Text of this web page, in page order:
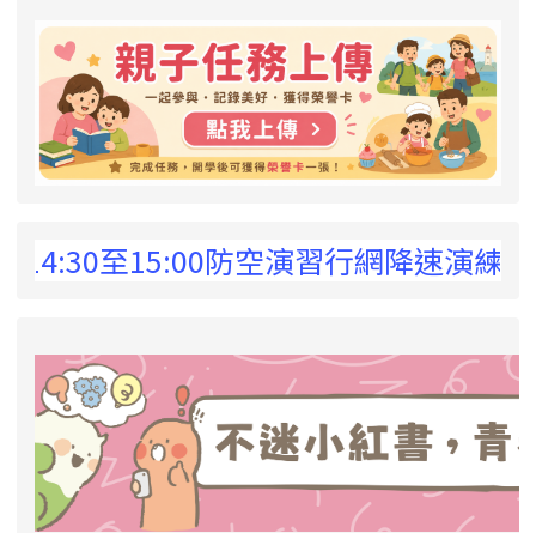
15:00防空演習行網降速演練，請預為